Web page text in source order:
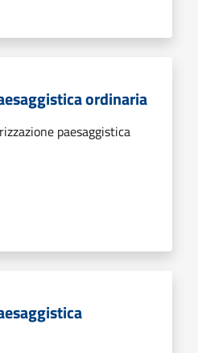
ordinaria
paesaggistica